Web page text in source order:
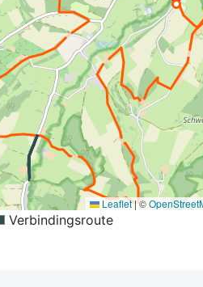
Leaflet|©
Verbindingsroute